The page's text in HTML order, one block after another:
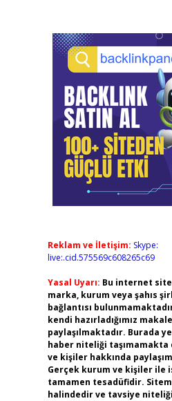
Reklam ve İletişim: Skype:
live:.cid.575569c608265c69
Yasal Uyarı: Bu internet
marka, kurum veya şahıs
bağlantısı
kendi hazırladığımız
paylaşılmaktadır. Burada
haber niteliği taşımamakta
ve kişiler hakkında
Gerçek kurum ve kişiler ile
tamamen tesadüfidir.
halindedir ve tavsiye